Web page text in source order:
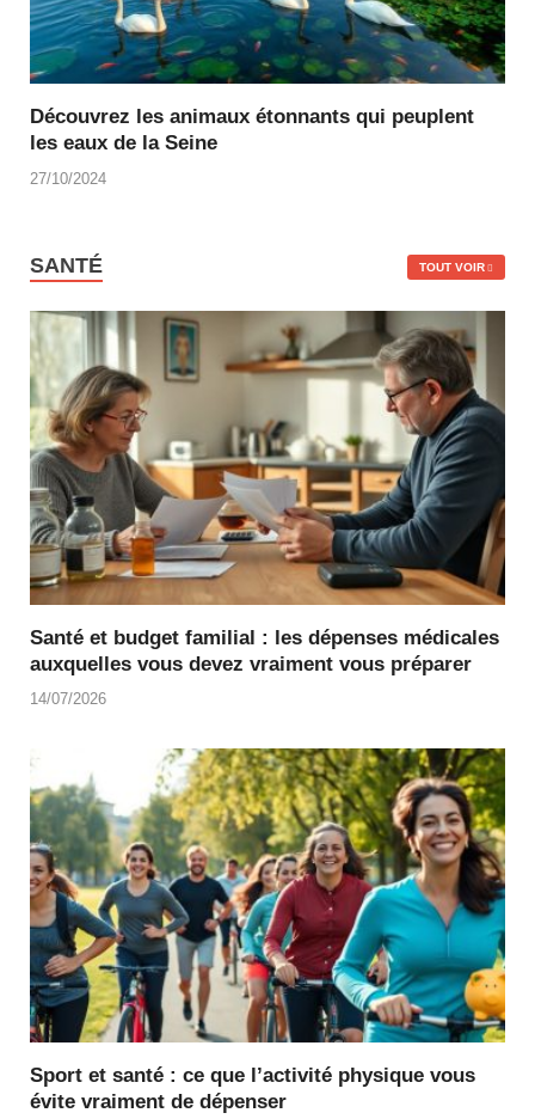
Découvrez les animaux étonnants qui peuplent
les eaux de la Seine
27/10/2024
SANTÉ TOUT VOIR
Santé et budget familial : les dépenses médicales
auxquelles vous devez vraiment vous préparer
14/07/2026
Sport et santé : ce que l’activité physique vous
évite vraiment de dépenser